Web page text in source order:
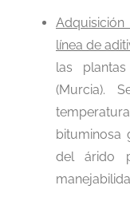
línea de
las
(Murcia).
bituminosa
del árido